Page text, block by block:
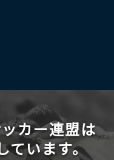
カー連盟は
ています。